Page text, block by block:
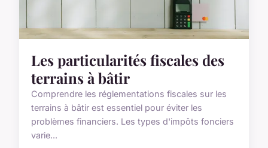
Les particularités fiscales des
terrains à bâtir
Comprendre les réglementations fiscales sur les
terrains à bâtir est essentiel pour éviter les
problèmes financiers. Les types d'impôts fonciers
varie...